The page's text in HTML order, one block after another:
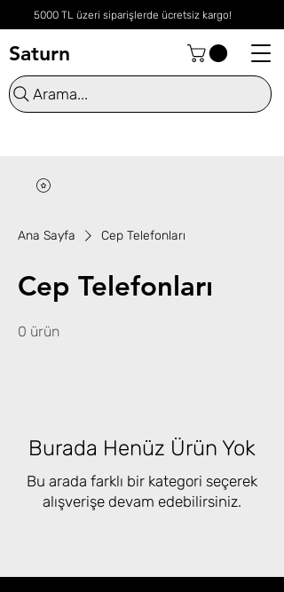
5000 TL üzeri siparişlerde ücretsiz kargo!
Saturn
Arama...
Ana Sayfa Cep Telefonları
Cep Telefonları
0 ürün
Burada Henüz Ürün Yok
Bu arada farklı bir kategori seçerek
alışverişe devam edebilirsiniz.